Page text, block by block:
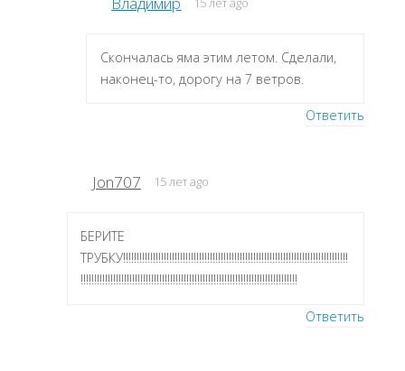
Скончалась яма этим летом. Сделали,
наконец-то, дорогу на 7 ветров.
Ответить
Jon707 15 лет ago
БЕРИТЕ
ТРУБКУ!!!!!!!!!!!!!!!!!!!!!!!!!!!!!!!!!!!!!!!!!!!!!!!!!!!!!!!!!!!!!!!!!!!!!!!!!!!!!!!!!!!
!!!!!!!!!!!!!!!!!!!!!!!!!!!!!!!!!!!!!!!!!!!!!!!!!!!!!!!!!!!!!!!!!!!!!!!!!!!!!!!!
Ответить